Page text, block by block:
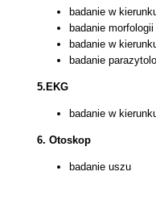
badanie w
badanie
badanie w
badanie
5.EKG
badanie w
6. Otoskop
badanie uszu